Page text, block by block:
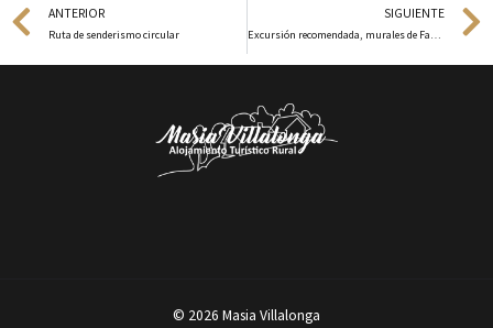
Prev
ANTERIOR
Ruta de senderismo circular
SIGUIENTE
Excursión recomendada, murales de Fanzara
© 2026 Masia Villalonga